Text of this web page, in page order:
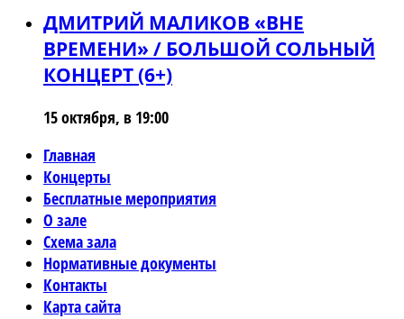
ДМИТРИЙ МАЛИКОВ «ВНЕ
ВРЕМЕНИ» / БОЛЬШОЙ СОЛЬНЫЙ
КОНЦЕРТ (6+)
15 октября, в 19:00
Главная
Концерты
Бесплатные мероприятия
О зале
Схема зала
Нормативные документы
Контакты
Карта сайта